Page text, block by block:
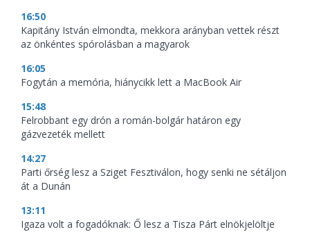
16:50
Kapitány István elmondta, mekkora arányban vettek részt
az önkéntes spórolásban a magyarok
16:05
Fogytán a memória, hiánycikk lett a MacBook Air
15:48
Felrobbant egy drón a román-bolgár határon egy
gázvezeték mellett
14:27
Parti őrség lesz a Sziget Fesztiválon, hogy senki ne sétáljon
át a Dunán
13:11
Igaza volt a fogadóknak: Ő lesz a Tisza Párt elnökjelöltje